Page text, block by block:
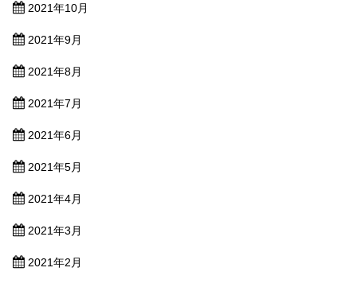
2021年10月
2021年9月
2021年8月
2021年7月
2021年6月
2021年5月
2021年4月
2021年3月
2021年2月